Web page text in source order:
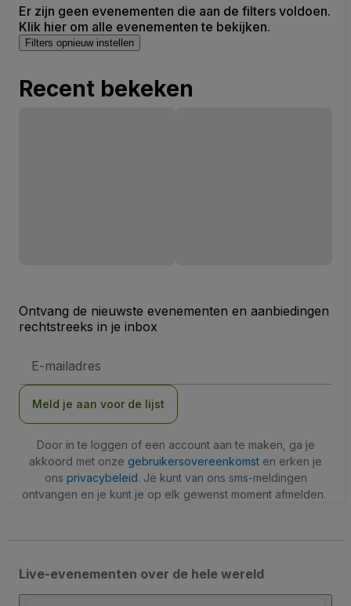
Er zijn geen evenementen die aan de filters voldoen.
Klik hier om alle evenementen te bekijken.
Filters opnieuw instellen
Recent bekeken
Ontvang de nieuwste evenementen en aanbiedingen
rechtstreeks in je inbox
mailadres
Meld je aan voor de lijst
Door in te loggen of een account aan te maken, ga je
akkoord met onze gebruikersovereenkomst en erken je
ons privacybeleid. Je kunt van ons sms-meldingen
ontvangen en je kunt je op elk gewenst moment afmelden.
Live-evenementen over de hele wereld